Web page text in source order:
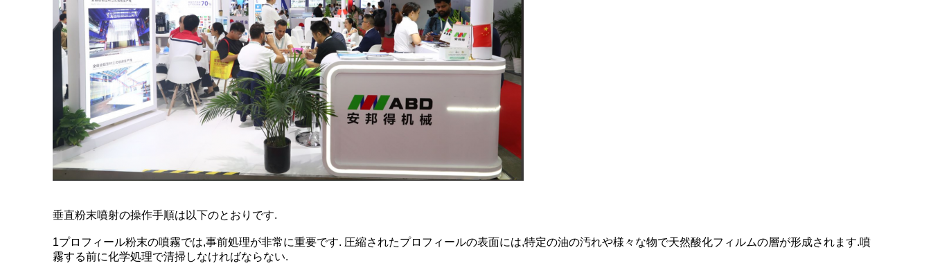
垂直粉末噴射の操作手順は以下のとおりです.
1プロフィール粉末の噴霧では,事前処理が非常に重要です. 圧縮されたプロフィールの表面には,特定の油の汚れや様々な物で天然酸化フィルムの層が形成されます.噴
霧する前に化学処理で清掃しなければならない.